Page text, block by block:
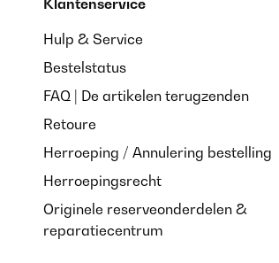
Klantenservice
Hulp & Service
Bestelstatus
FAQ | De artikelen terugzenden
Retoure
Herroeping / Annulering bestelling
Herroepingsrecht
Originele reserveonderdelen &
reparatiecentrum